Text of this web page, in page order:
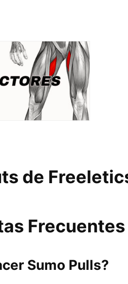
de
Frecuentes
Sumo Pulls?